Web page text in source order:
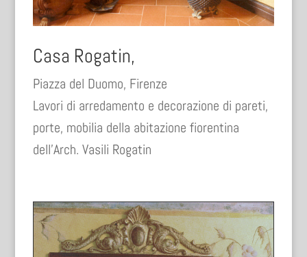
Casa Rogatin,
Piazza del Duomo, Firenze
Lavori di arredamento e decorazione di pareti,
porte, mobilia della abitazione fiorentina
dell’Arch. Vasili Rogatin